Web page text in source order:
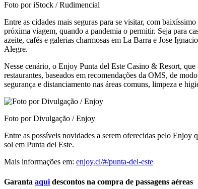
Foto por iStock / Rudimencial
Entre as cidades mais seguras para se visitar, com
próxima viagem, quando a pandemia o permitir. Seja para
azeite, cafés e galerias charmosas em La Barra e Jose
Alegre.
Nesse cenário, o Enjoy Punta del Este Casino & Resort,
restaurantes, baseados em recomendações da OMS, de
segurança e distanciamento nas áreas comuns, limpeza e
Foto por Divulgação / Enjoy
Entre as possíveis novidades a serem oferecidas pelo Enjoy
sol em Punta del Este.
Mais informações em: enjoy.cl/#/punta-del-este
Garanta aqui descontos na compra de passagens aéreas